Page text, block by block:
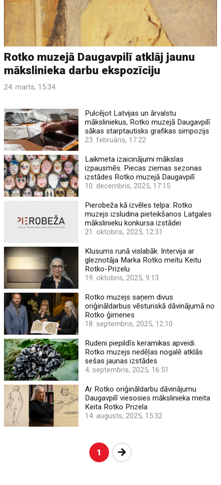
Rotko muzejā Daugavpilī atklāj jaunu
mākslinieka darbu ekspozīciju
24. marts, 15:34
Pulcējot Latvijas un ārvalstu
māksliniekus, Rotko muzejā Daugavpilī
sākas starptautisks grafikas simpozijs
23. februāris, 17:22
Laikmeta izaicinājumi mākslas
izpausmēs. Piecas ziemas sezonas
izstādes Rotko muzejā Daugavpilī
10. decembris, 2025, 17:15
Pierobeža kā izvēles telpa: Rotko
muzejs izsludina pieteikšanos Latgales
mākslinieku konkursa izstādei
21. oktobris, 2025, 12:31
Klusums runā vislabāk. Intervija ar
gleznotāja Marka Rotko meitu Keitu
Rotko-Prizelu
19. oktobris, 2025, 9:13
Rotko muzejs saņem divus
oriģināldarbus vēsturiskā dāvinājumā no
Rotko ģimenes
18. septembris, 2025, 12:10
Rudeni piepildīs keramikas apveidi.
Rotko muzejs nedēļas nogalē atklās
sešas jaunas izstādes
4. septembris, 2025, 16:51
Ar Rotko oriģināldarbu dāvinājumu
Daugavpilī viesosies mākslinieka meita
Keita Rotko Prizela
14. augusts, 2025, 15:32
1 Nākošā